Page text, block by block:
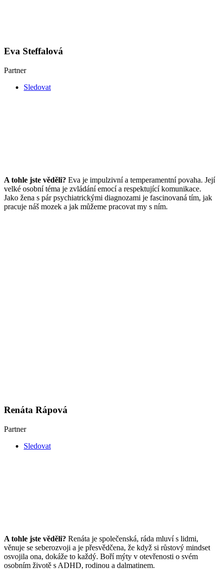
Eva Steffalová
Partner
Sledovat
A tohle jste věděli? Eva je impulzivní a temperamentní povaha. Její
velké osobní téma je zvládání emocí a respektující komunikace.
Jako žena s pár psychiatrickými diagnozami je fascinovaná tím, jak
pracuje náš mozek a jak můžeme pracovat my s ním.
Renáta Rápová
Partner
Sledovat
A tohle jste věděli? Renáta je společenská, ráda mluví s lidmi,
věnuje se seberozvoji a je přesvědčena, že když si růstový mindset
osvojila ona, dokáže to každý. Boří mýty v otevřenosti o svém
osobním životě s ADHD, rodinou a dalmatinem.